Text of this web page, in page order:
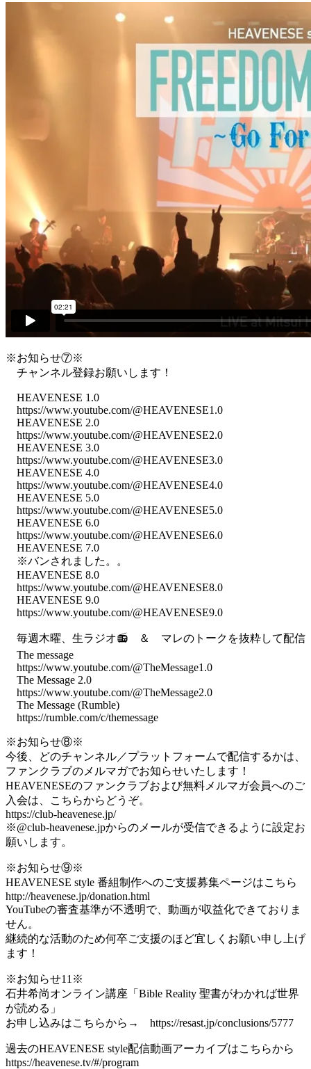
※お知らせ⑦※
チャンネル登録お願いします！
HEAVENESE 1.0
https://www.youtube.com/@HEAVENESE1.0
HEAVENESE 2.0
https://www.youtube.com/@HEAVENESE2.0
HEAVENESE 3.0
https://www.youtube.com/@HEAVENESE3.0
HEAVENESE 4.0
https://www.youtube.com/@HEAVENESE4.0
HEAVENESE 5.0
https://www.youtube.com/@HEAVENESE5.0
HEAVENESE 6.0
https://www.youtube.com/@HEAVENESE6.0
HEAVENESE 7.0
※バンされました。。
HEAVENESE 8.0
https://www.youtube.com/@HEAVENESE8.0
HEAVENESE 9.0
https://www.youtube.com/@HEAVENESE9.0
毎週木曜、生ラジオ📻 ＆ マレのトークを抜粋して配信
The message
https://www.youtube.com/@TheMessage1.0
The Message 2.0
https://www.youtube.com/@TheMessage2.0
The Message (Rumble)
https://rumble.com/c/themessage
※お知らせ⑧※
今後、どのチャンネル／プラットフォームで配信するかは、
ファンクラブのメルマガでお知らせいたします！
HEAVENESEのファンクラブおよび無料メルマガ会員へのご
入会は、こちらからどうぞ。
https://club-heavenese.jp/
※@club-heavenese.jpからのメールが受信できるように設定お
願いします。
※お知らせ⑨※
HEAVENESE style 番組制作へのご支援募集ページはこちら
http://heavenese.jp/donation.html
YouTubeの審査基準が不透明で、動画が収益化できておりま
せん。
継続的な活動のため何卒ご支援のほど宜しくお願い申し上げ
ます！
※お知らせ11※
石井希尚オンライン講座「Bible Reality 聖書がわかれば世界
が読める」
お申し込みはこちらから→ https://resast.jp/conclusions/5777
過去のHEAVENESE style配信動画アーカイブはこちらから
https://heavenese.tv/#/program